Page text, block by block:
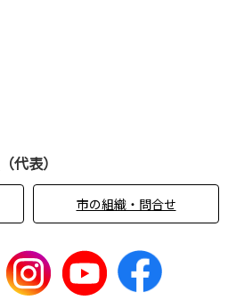
（代表）
市の組織・問合せ